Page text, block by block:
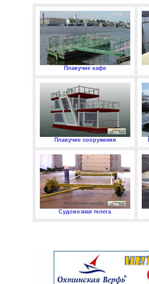
Плавучие кафе
Плавучие сооружения
Судовозная телега